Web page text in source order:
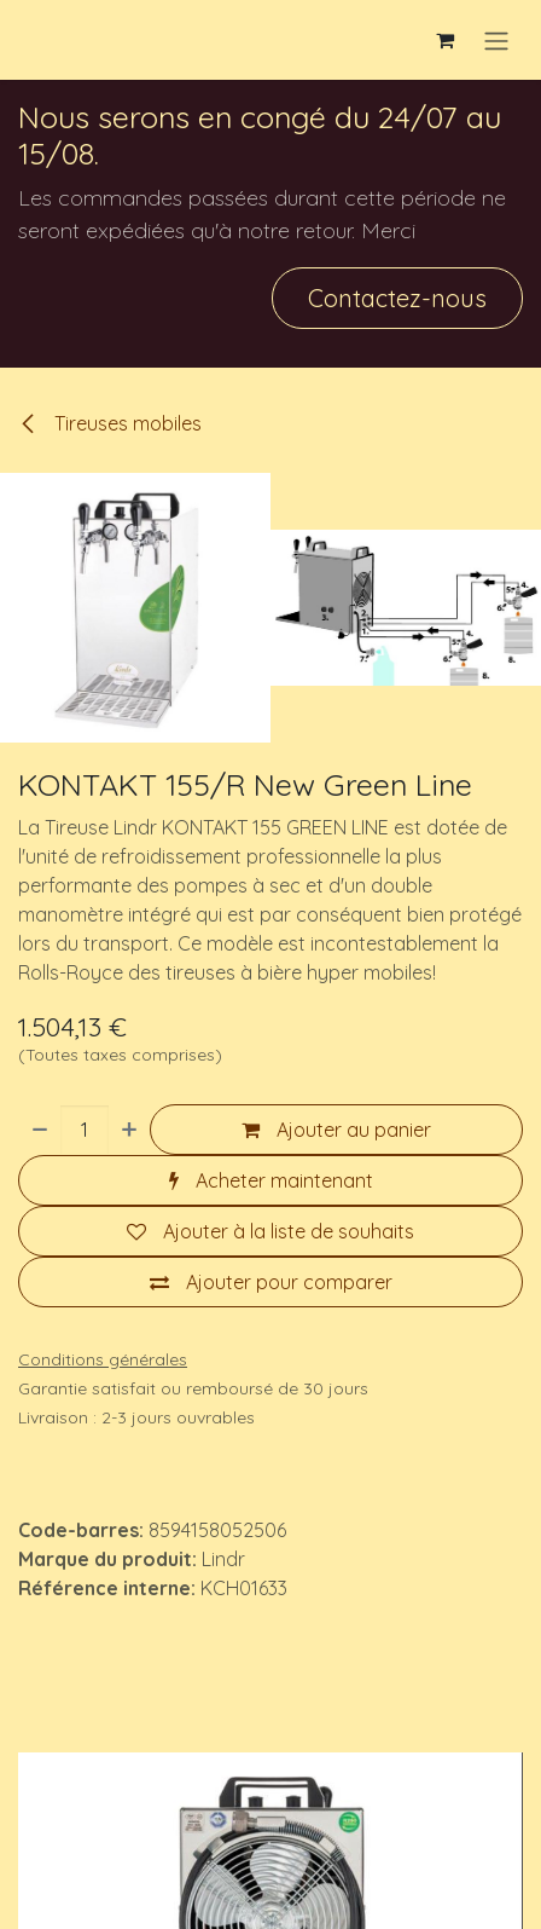
Nous serons en congé du 24/07 au
15/08.
Les commandes passées durant cette période ne
seront expédiées qu'à notre retour. Merci
Contactez-nous
Tireuses mobiles
KONTAKT 155/R New Green Line
La Tireuse Lindr KONTAKT 155 GREEN LINE est dotée de
l'unité de refroidissement professionnelle la plus
performante des pompes à sec et d'un double
manomètre intégré qui est par conséquent bien protégé
lors du transport. Ce modèle est incontestablement la
Rolls-Royce des tireuses à bière hyper mobiles!
1.504,13 €
(Toutes taxes comprises)
Ajouter au panier
Acheter maintenant
Ajouter pour comparer
Ajouter à la liste de souhaits
Conditions générales
Garantie satisfait ou remboursé de 30 jours
Livraison : 2-3 jours ouvrables
Code-barres: 8594158052506
Marque du produit: Lindr
Référence interne: KCH01633